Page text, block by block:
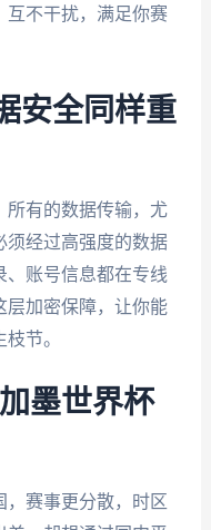
互不干扰，满足你赛
安全同样重
所有的数据传输，尤
须经过高强度的数据
、账号信息都在专线
层加密保障，让你能
节。
墨世界杯
，赛事更分散，时区